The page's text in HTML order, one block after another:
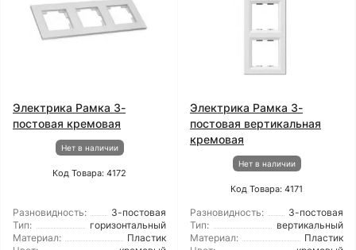
Электрика Рамка 3-
постовая кремовая
Нет в наличии
Код Товара: 4172
Разновидность:
3-постовая
Тип:
горизонтальный
Материал:
Пластик
Электрика Рамка 3-
постовая вертикальная
кремовая
Нет в наличии
Код Товара: 4171
Разновидность:
3-постовая
Тип:
вертикальный
Материал:
Пластик